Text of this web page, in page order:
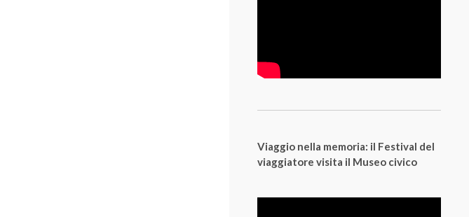
Viaggio nella memoria: il Festival del
viaggiatore visita il Museo civico